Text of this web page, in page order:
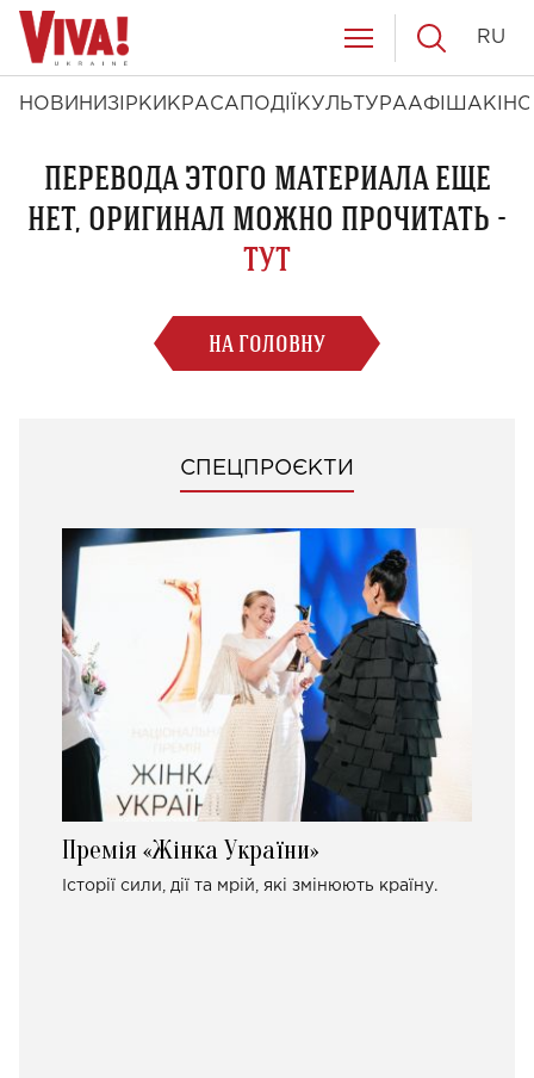
НОВИНИ ЗІРКИ КРАСА ПОДІЇ КУЛЬТУРААФІША КІНО
RU
ПЕРЕВОДА ЭТОГО МАТЕРИАЛА ЕЩЕ
НЕТ, ОРИГИНАЛ МОЖНО ПРОЧИТАТЬ -
ТУТ
НА ГОЛОВНУ
СПЕЦПРОЄКТИ
Премія «Жінка України»
Історії сили, дії та мрій, які змінюють країну.